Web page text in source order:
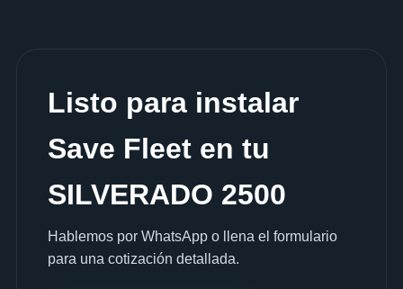
Listo para instalar
Save Fleet en tu
SILVERADO 2500
Hablemos por WhatsApp o llena el formulario
para una cotización detallada.